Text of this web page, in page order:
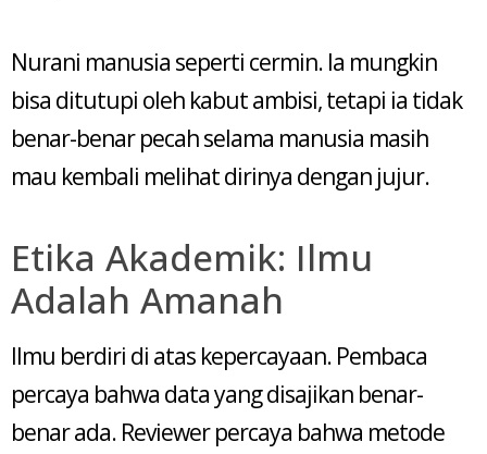
Nurani manusia seperti cermin. Ia mungkin
bisa ditutupi oleh kabut ambisi, tetapi ia tidak
benar-benar pecah selama manusia masih
mau kembali melihat dirinya dengan jujur.
Etika Akademik: Ilmu
Adalah Amanah
Ilmu berdiri di atas kepercayaan. Pembaca
percaya bahwa data yang disajikan benar-
benar ada. Reviewer percaya bahwa metode